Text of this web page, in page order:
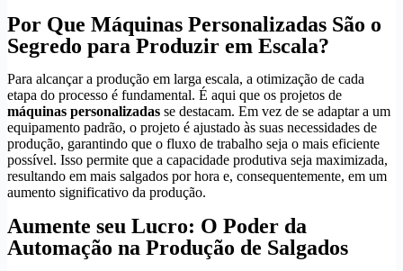
Por Que Máquinas Personalizadas São o
Segredo para Produzir em Escala?
Para alcançar a produção em larga escala, a otimização de cada
etapa do processo é fundamental. É aqui que os projetos de
máquinas personalizadas se destacam. Em vez de se adaptar a um
equipamento padrão, o projeto é ajustado às suas necessidades de
produção, garantindo que o fluxo de trabalho seja o mais eficiente
possível. Isso permite que a capacidade produtiva seja maximizada,
resultando em mais salgados por hora e, consequentemente, em um
aumento significativo da produção.
Aumente seu Lucro: O Poder da
Automação na Produção de Salgados